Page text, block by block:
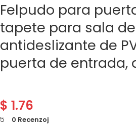
Felpudo para
tapete para sala
antideslizante de
puerta de entrada,
$ 1.76
5 0 Recenzoj